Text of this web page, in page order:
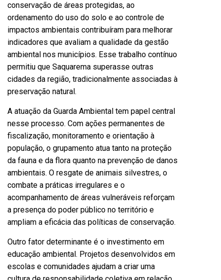
conservação de áreas protegidas, ao
ordenamento do uso do solo e ao controle de
impactos ambientais contribuíram para melhorar
indicadores que avaliam a qualidade da gestão
ambiental nos municípios. Esse trabalho contínuo
permitiu que Saquarema superasse outras
cidades da região, tradicionalmente associadas à
preservação natural.
A atuação da Guarda Ambiental tem papel central
nesse processo. Com ações permanentes de
fiscalização, monitoramento e orientação à
população, o grupamento atua tanto na proteção
da fauna e da flora quanto na prevenção de danos
ambientais. O resgate de animais silvestres, o
combate a práticas irregulares e o
acompanhamento de áreas vulneráveis reforçam
a presença do poder público no território e
ampliam a eficácia das políticas de conservação.
Outro fator determinante é o investimento em
educação ambiental. Projetos desenvolvidos em
escolas e comunidades ajudam a criar uma